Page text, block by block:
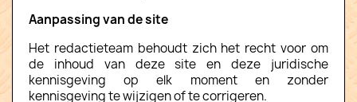
Aanpassing van de site
Het redactieteam behoudt zich het recht voor om
de inhoud van deze site en deze juridische
kennisgeving op elk moment en zonder
kennisgeving te wijzigen of te corrigeren.